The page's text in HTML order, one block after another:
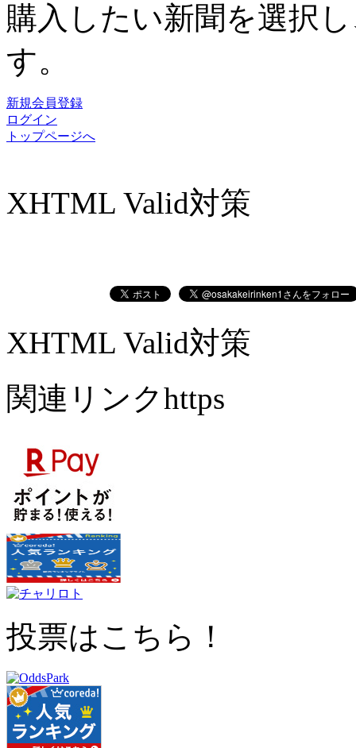
購入したい新聞を選択
す。
新規会員登録
ログイン
トップページへ
XHTML Valid対策
XHTML Valid対策
関連リンクhttps
投票はこちら！